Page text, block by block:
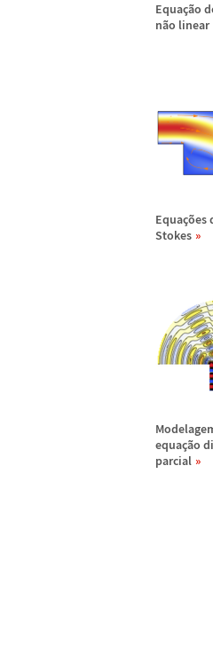
Equação
não linear
Equações
Stokes
equação
parcial